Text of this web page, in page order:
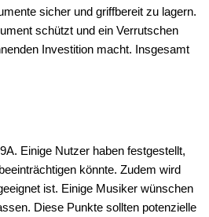
sicher und griffbereit zu lagern.
schützt und ein Verrutschen
Investition macht. Insgesamt
Einige Nutzer haben festgestellt,
könnte. Zudem wird
ist. Einige Musiker wünschen
Diese Punkte sollten potenzielle